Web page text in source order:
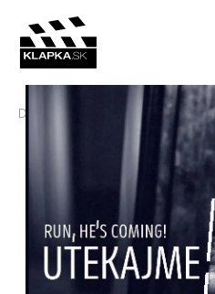
Domov E-shop Tituly SFÚ